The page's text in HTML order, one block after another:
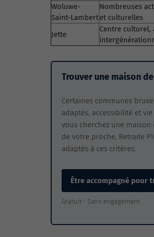
Woluwe-
Saint-Lambert
Nombreuses
et culturelles
Jette
Centre culturel,
Trouver une maison
Certaines communes
adaptés, accessibilité et
vous cherchez une
de votre proche, Retraite
adaptés à ces critères.
Être accompagné pour
Gratuit • Sans engagement